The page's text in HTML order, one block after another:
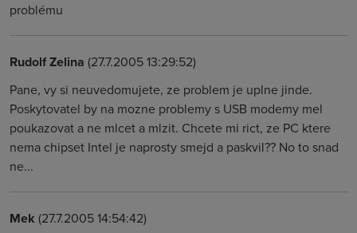
problému
Rudolf Zelina (27.7.2005 13:29:52)
Pane, vy si neuvedomujete, ze problem je uplne jinde.
Poskytovatel by na mozne problemy s USB modemy mel
poukazovat a ne mlcet a mlzit. Chcete mi rict, ze PC ktere
nema chipset Intel je naprosty smejd a paskvil?? No to snad
ne...
Mek (27.7.2005 14:54:42)